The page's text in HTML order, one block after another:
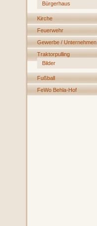
Bürgerhaus
Kirche
Feuerwehr
Gewerbe / Unternehmen
Traktorpulling
Bilder
Fußball
FeWo Behla-Hof